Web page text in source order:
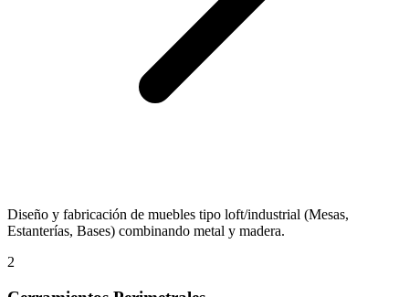
Diseño y fabricación de muebles tipo loft/industrial (Mesas,
Estanterías, Bases) combinando metal y madera.
2